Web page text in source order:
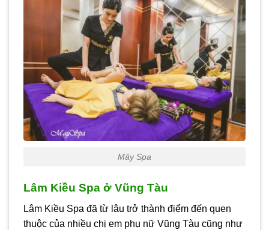
Mây Spa
Lâm Kiều Spa ở Vũng Tàu
Lâm Kiều Spa đã từ lâu trở thành điểm đến quen
thuộc của nhiều chị em phụ nữ Vũng Tàu cũng như